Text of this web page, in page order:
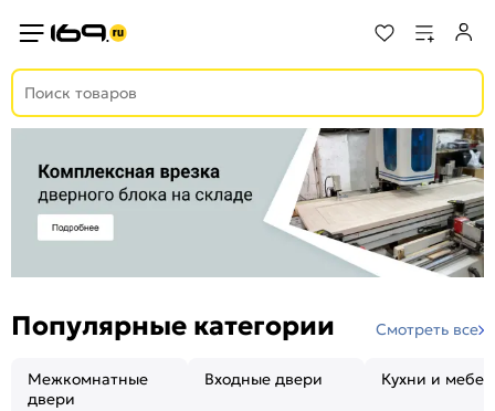
Популярные категории Смотреть все
Межкомнатные
двери
Входные двери Кухни и